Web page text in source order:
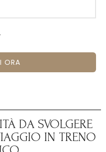
ORA
DA SVOLGERE
IN TRENO